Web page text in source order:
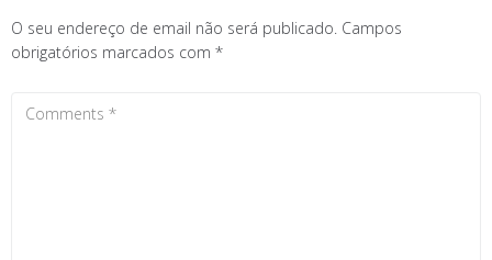
O seu endereço de email não será publicado. Campos
obrigatórios marcados com *